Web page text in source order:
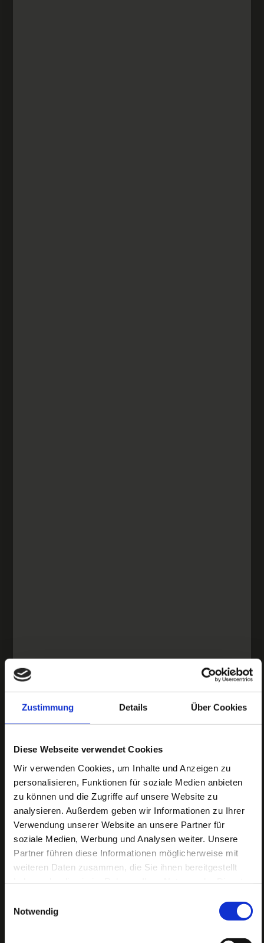
Zustimmung Details Über Cookies
Diese Webseite verwendet Cookies
Wir verwenden Cookies, um Inhalte und Anzeigen zu
personalisieren, Funktionen für soziale Medien anbieten
zu können und die Zugriffe auf unsere Website zu
analysieren. Außerdem geben wir Informationen zu Ihrer
Verwendung unserer Website an unsere Partner für
soziale Medien, Werbung und Analysen weiter. Unsere
Partner führen diese Informationen möglicherweise mit
weiteren Daten zusammen, die Sie ihnen bereitgestellt
Notwendig
MINDESTBESTELLWERT
FINGERFOOD & SNACKS
Es gibt einenMindestumsatz von 500 Euro.
Die Bestellungen werden direkt zu Ihnen
geliefert und als Buffet mit entsprechender